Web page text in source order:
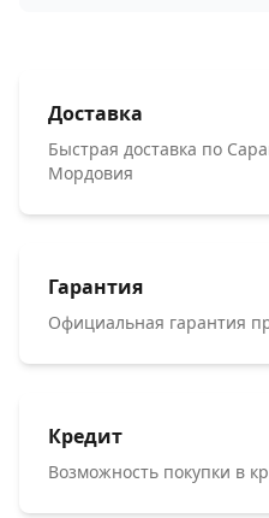
Доставка
Быстрая доставка по
Мордовия
Гарантия
Официальная гарантия
Кредит
Возможность покупки в